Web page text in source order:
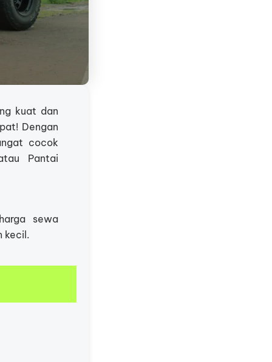
kuat dan
Dengan
cocok
Pantai
sewa
kecil.